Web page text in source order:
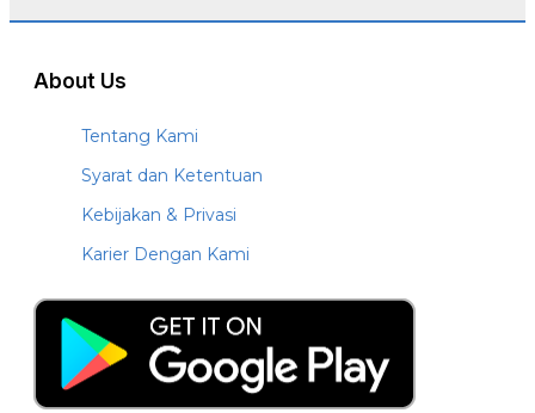
About Us
Tentang Kami
Syarat dan Ketentuan
Kebijakan & Privasi
Karier Dengan Kami